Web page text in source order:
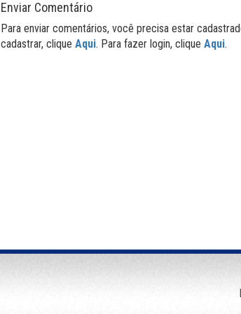
Enviar Comentário
Para enviar comentários, você precisa estar
cadastrar, clique Aqui. Para fazer login, clique Aqui.